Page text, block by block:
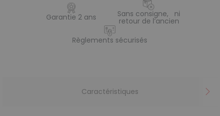
Garantie 2 ans Sans consigne, ni
retour de l’ancien
Règlements sécurisés
Caractéristiques